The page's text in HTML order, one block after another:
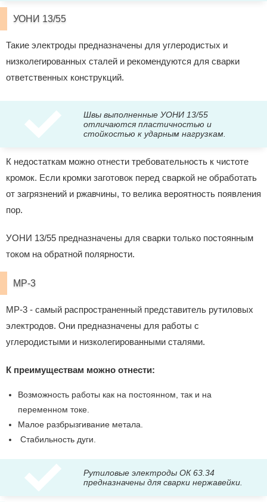
УОНИ 13/55
Такие электроды предназначены для углеродистых и
низколегированных сталей и рекомендуются для сварки
ответственных конструкций.
Швы выполненные УОНИ 13/55
отличаются пластичностью и
стойкостью к ударным нагрузкам.
К недостаткам можно отнести требовательность к чистоте
кромок. Если кромки заготовок перед сваркой не обработать
от загрязнений и ржавчины, то велика вероятность появления
пор.
УОНИ 13/55 предназначены для сварки только постоянным
током на обратной полярности.
МР-3
МР-3 - самый распространенный представитель рутиловых
электродов. Они предназначены для работы с
углеродистыми и низколегированными сталями.
К преимуществам можно отнести:
Возможность работы как на постоянном, так и на
переменном токе.
Малое разбрызгивание метала.
Стабильность дуги.
Рутиловые электроды ОК 63.34
предназначены для сварки нержавейки.